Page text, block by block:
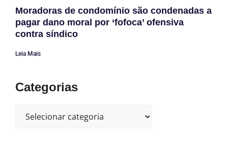
Moradoras de condomínio são condenadas a
pagar dano moral por ‘fofoca’ ofensiva
contra síndico
Leia Mais
Categorias